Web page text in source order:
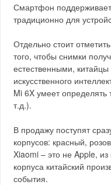
Смартфон
традиционно для
Отдельно стоит
того, чтобы снимки
естественными,
искусственного
Mi 6X умеет
т.д.).
В продажу поступят
корпусов: красный,
Xiaomi – это не Apple, из
корпуса китайский
события.